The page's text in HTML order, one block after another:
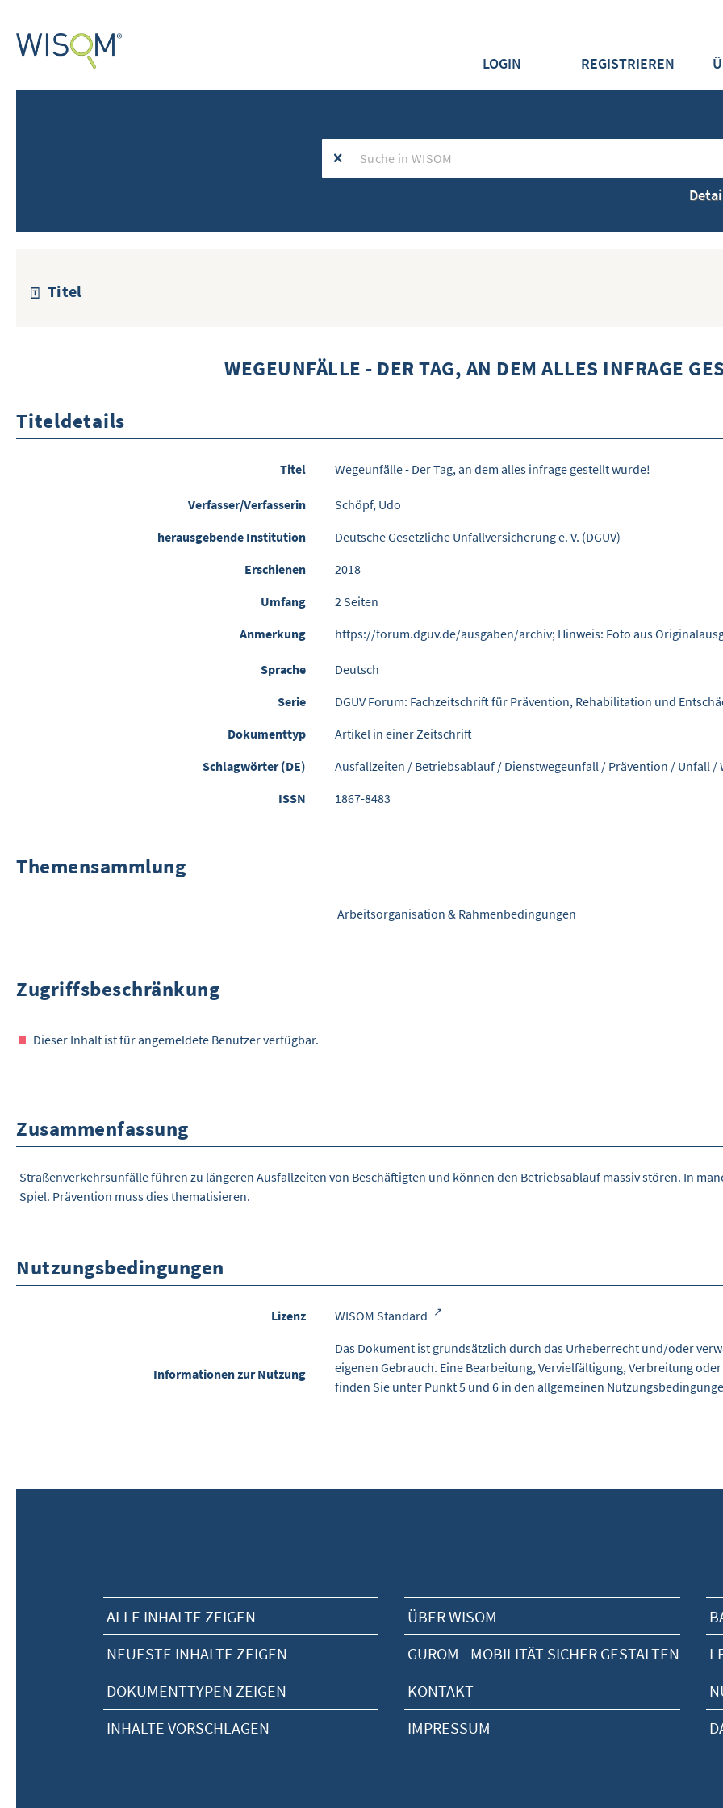
LOGIN REGISTRIEREN
Titel
WEGEUNFÄLLE - DER TAG, AN DEM ALLES INFRAGE
Titeldetails
Titel Wegeunfälle - Der Tag, an dem alles infrage gestellt wurde!
Verfasser/Verfasserin
Schöpf, Udo
herausgebende Institution
Deutsche Gesetzliche Unfallversicherung e. V. (DGUV)
Erschienen
2018
Umfang
2 Seiten
Anmerkung
https://forum.dguv.de/ausgaben/archiv; Hinweis: Foto aus
Sprache
Deutsch
Serie
DGUV Forum: Fachzeitschrift für Prävention, Rehabilitation und
Dokumenttyp
Artikel in einer Zeitschrift
Schlagwörter (DE)
Ausfallzeiten / Betriebsablauf / Dienstwegeunfall / Prävention / Unfall /
ISSN
1867-8483
Themensammlung
Arbeitsorganisation & Rahmenbedingungen
Zugriffsbeschränkung
Dieser Inhalt ist für angemeldete Benutzer verfügbar.
Zusammenfassung
Straßenverkehrsunfälle führen zu längeren Ausfallzeiten von Beschäftigten und können den Betriebsablauf massiv stören. In
Spiel. Prävention muss dies thematisieren.
Nutzungsbedingungen
Lizenz WISOM Standard
Informationen zur Nutzung
Das Dokument ist grundsätzlich durch das Urheberrecht und/oder
eigenen Gebrauch. Eine Bearbeitung, Vervielfältigung, Verbreitung
finden Sie unter Punkt 5 und 6 in den allgemeinen
ALLE INHALTE ZEIGEN
NEUESTE INHALTE ZEIGEN
DOKUMENTTYPEN ZEIGEN
INHALTE VORSCHLAGEN
ÜBER WISOM
GUROM - MOBILITÄT SICHER GESTALTEN
KONTAKT
IMPRESSUM